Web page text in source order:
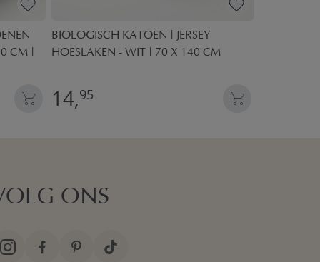
CM |
BIOLOGISCH KATOEN | JERSEY
HOESLAKEN - WIT | 70 X 140 CM
14,95
ONS